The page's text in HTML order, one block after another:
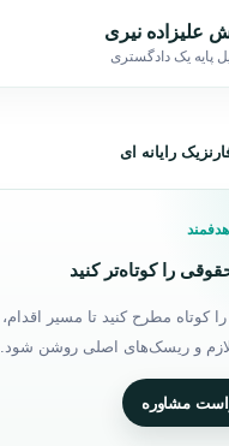
علیزاده نیری
پایه یک دادگستری
رایانه ای
را کوتاه‌تر کنید
کوتاه مطرح کنید تا مسیر اقدام،
و ریسک‌های اصلی روشن شود.
مشاوره